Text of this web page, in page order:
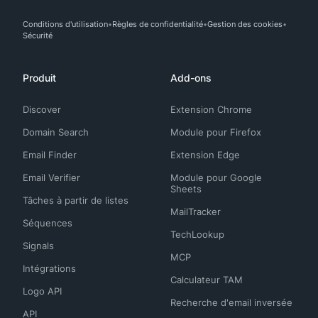
Conditions d'utilisation Règles de confidentialité Gestion des cookies
Sécurité
Produit
Discover
Domain Search
Email Finder
Email Verifier
Tâches à partir de listes
Séquences
Signals
Intégrations
Logo API
API
Add-ons
Extension Chrome
Module pour Firefox
Extension Edge
Module pour Google
Sheets
MailTracker
TechLookup
MCP
Calculateur TAM
Recherche d'email inversée